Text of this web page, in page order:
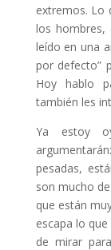
extremos. Lo
los hombres,
leído en una
por defecto”
Hoy hablo
también les
Ya estoy
pesadas,
son mucho
que están
escapa lo
de mirar